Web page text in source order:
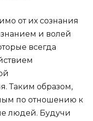
от их сознания
и волей
всегда
Таким образом,
по отношению к
людей. Будучи